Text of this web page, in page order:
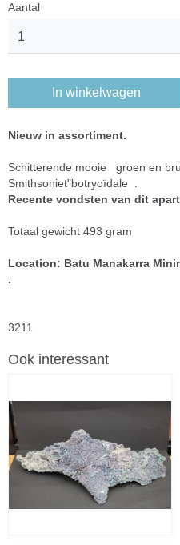
Aantal
In winkelwagen
Nieuw in assortiment.
Schitterende mooie groen en
Smithsoniet"botryoïdale .
Recente vondsten van dit
Totaal gewicht 493 gram
Location: Batu Manakarra
.
3211
Ook interessant